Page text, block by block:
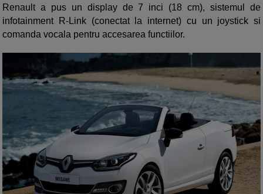
Renault a pus un display de 7 inci (18 cm), sistemul de
infotainment R-Link (conectat la internet) cu un joystick si
comanda vocala pentru accesarea functiilor.